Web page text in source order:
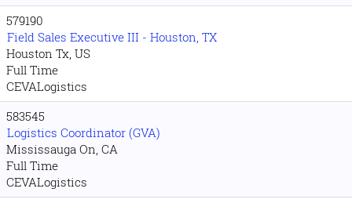
579190
Field Sales Executive III - Houston, TX
Houston Tx, US
Full Time
CEVALogistics
583545
Logistics Coordinator (GVA)
Mississauga On, CA
Full Time
CEVALogistics